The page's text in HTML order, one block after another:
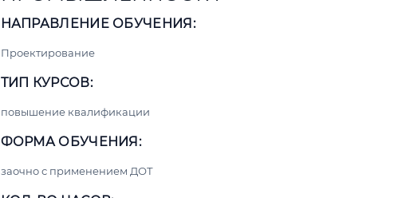
НАПРАВЛЕНИЕ ОБУЧЕНИЯ:
Проектирование
ТИП КУРСОВ:
повышение квалификации
ФОРМА ОБУЧЕНИЯ:
заочно с применением ДОТ